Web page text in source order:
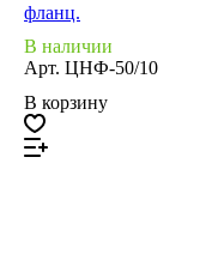
фланц.
В наличии
Арт. ЦНФ-50/10
В корзину